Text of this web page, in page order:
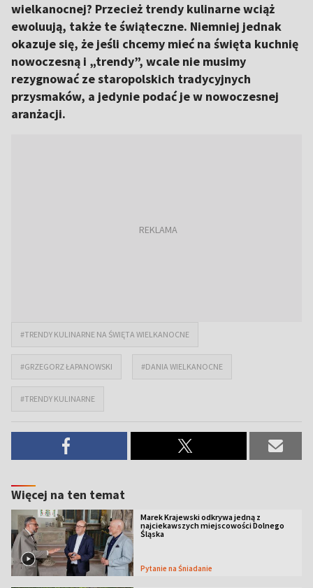
wielkanocnej? Przecież trendy kulinarne wciąż
ewoluują, także te świąteczne. Niemniej jednak
okazuje się, że jeśli chcemy mieć na święta kuchnię
nowoczesną i „trendy”, wcale nie musimy
rezygnować ze staropolskich tradycyjnych
przysmaków, a jedynie podać je w nowoczesnej
aranżacji.
#TRENDY KULINARNE NA ŚWIĘTA WIELKANOCNE
#GRZEGORZ ŁAPANOWSKI #DANIA WIELKANOCNE
#TRENDY KULINARNE
Więcej na ten temat
Marek Krajewski odkrywa jedną z
najciekawszych miejscowości Dolnego
Śląska
Pytanie na Śniadanie